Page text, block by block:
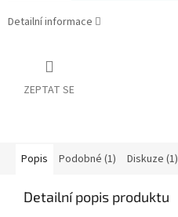
Detailní informace
ZEPTAT SE
Popis Podobné (1) Diskuze (1)
Detailní popis produktu